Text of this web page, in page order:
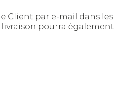
Client par e-mail dans les
pourra également